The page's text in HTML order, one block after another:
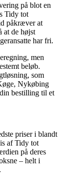
på blot en
Tidy tot
påkræver at
at de højst
har fri.
men
beløb.
som
Nykøbing
bestilling til et
priser i blandt
af Tidy tot
på deres
– helt i